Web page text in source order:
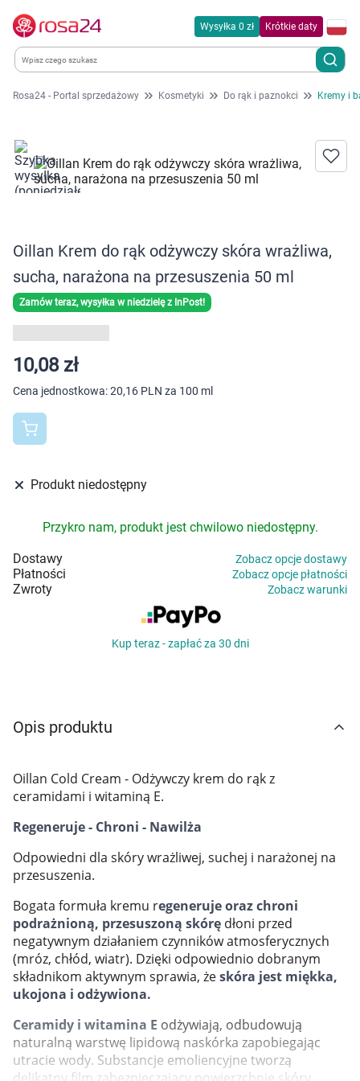
Korzystamy z plików cookies w celu
dostosowania zawartości serwisu do Twoich
Wysyłka 0 zł Krótkie daty
Kategorie
Chemia gospodarcza
Dla zwierząt
Zdrowie
Dziecko
Kosmetyki
Mężczyzna
Zdrowy styl życia
Zabawki
Marki
Rosa24 - Portal sprzedażowy Kosmetyki Do rąk i paznokci Kremy i
Oillan Krem do rąk odżywczy skóra wrażliwa,
sucha, narażona na przesuszenia 50 ml
Zamów teraz, wysyłka w niedzielę z InPost!
10,08 zł
Cena jednostkowa:20,16 PLN za 100 ml
Produkt niedostępny
Przykro nam, produkt jest chwilowo niedostępny.
Dostawy Zobacz opcje dostawy
Płatności Zobacz opcje płatności
Zwroty Zobacz warunki
Kup teraz - zapłać za 30 dni
Opis produktu
Oillan Cold Cream - Odżywczy krem do rąk z
ceramidami i witaminą E.
Regeneruje - Chroni - Nawilża
Odpowiedni dla skóry wrażliwej, suchej i narażonej na
przesuszenia.
Bogata formuła kremu regeneruje oraz chroni
podrażnioną, przesuszoną skórę dłoni przed
negatywnym działaniem czynników atmosferycznych
(mróz, chłód, wiatr). Dzięki odpowiednio dobranym
składnikom aktywnym sprawia, żeskóra jest miękka,
ukojona i odżywiona.
Ceramidy i witamina E odżywiają, odbudowują
naturalną warstwę lipidową naskórka zapobiegając
utracie wody. Substancje emoliencyjne tworzą